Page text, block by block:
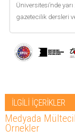
Üniversitesi’nde
gazetecilik dersleri
İLGİLİ İÇERİKLER
Medyada
Örnekler